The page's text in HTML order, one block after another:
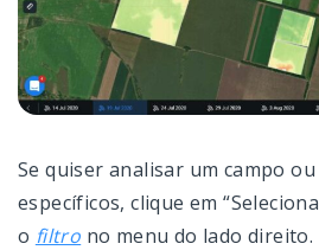
Se quiser analisar um campo
específicos, clique em
o filtro no menu do lado direito.